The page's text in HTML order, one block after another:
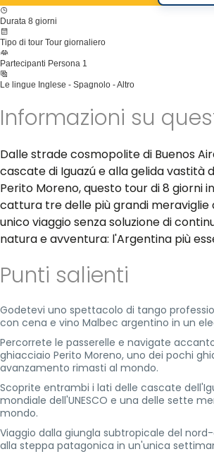
Durata 8 giorni
Tipo di tour Tour giornaliero
Partecipanti Persona 1
Le lingue Inglese - Spagnolo - Altro
Informazioni su
Dalle strade cosmopolite di Buenos
cascate di Iguazú e alla gelida vastità
Perito Moreno, questo tour di 8 giorni
cattura tre delle più grandi meraviglie
unico viaggio senza soluzione di
natura e avventura: l'Argentina più
Punti salienti
Godetevi uno spettacolo di tango
con cena e vino Malbec argentino in un
Percorrete le passerelle e navigate
ghiacciaio Perito Moreno, uno dei pochi
avanzamento rimasti al mondo.
Scoprite entrambi i lati delle cascate
mondiale dell'UNESCO e una delle sette
mondo.
Viaggio dalla giungla subtropicale del
alla steppa patagonica in un'unica